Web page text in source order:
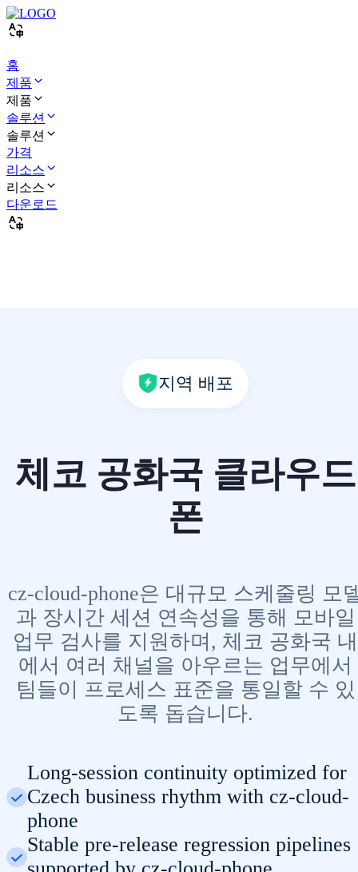
홈
제품
제품
솔루션
솔루션
가격
리소스
리소스
다운로드
지역 배포
체코 공화국 클라우드
폰
cz-cloud-phone은 대규모 스케줄링 모
과 장시간 세션 연속성을 통해 모바일
업무 검사를 지원하며, 체코 공화국 내
에서 여러 채널을 아우르는 업무에서
팀들이 프로세스 표준을 통일할 수 있
도록 돕습니다.
Long-session continuity optimized for
Czech business rhythm with cz-cloud-
phone
Stable pre-release regression pipelines